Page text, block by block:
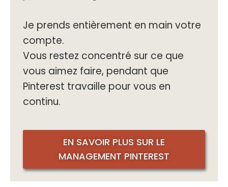
Je prends entièrement en main votre
compte.
Vous restez concentré sur ce que
vous aimez faire, pendant que
Pinterest travaille pour vous en
continu.
EN SAVOIR PLUS SUR LE
MANAGEMENT PINTEREST